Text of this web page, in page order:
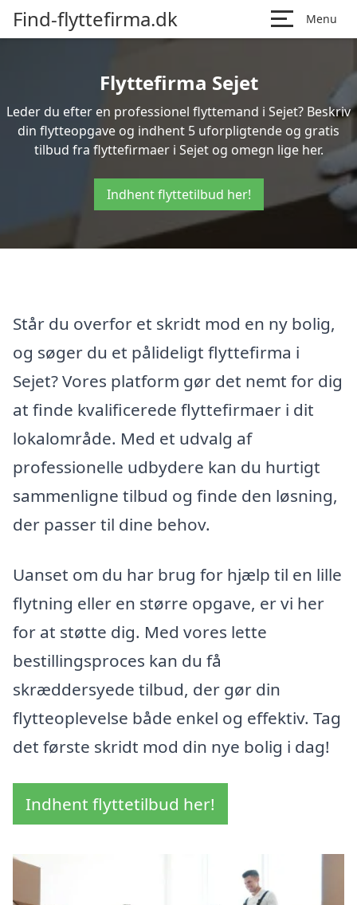
Find-flyttefirma.dk Menu
Flyttefirma Sejet
Leder du efter en professionel flyttemand i Sejet? Beskriv
din flytteopgave og indhent 5 uforpligtende og gratis
tilbud fra flyttefirmaer i Sejet og omegn lige her.
Indhent flyttetilbud her!
Står du overfor et skridt mod en ny bolig,
og søger du et pålideligt flyttefirma i
Sejet? Vores platform gør det nemt for dig
at finde kvalificerede flyttefirmaer i dit
lokalområde. Med et udvalg af
professionelle udbydere kan du hurtigt
sammenligne tilbud og finde den løsning,
der passer til dine behov.
Uanset om du har brug for hjælp til en lille
flytning eller en større opgave, er vi her
for at støtte dig. Med vores lette
bestillingsproces kan du få
skræddersyede tilbud, der gør din
flytteoplevelse både enkel og effektiv. Tag
det første skridt mod din nye bolig i dag!
Indhent flyttetilbud her!